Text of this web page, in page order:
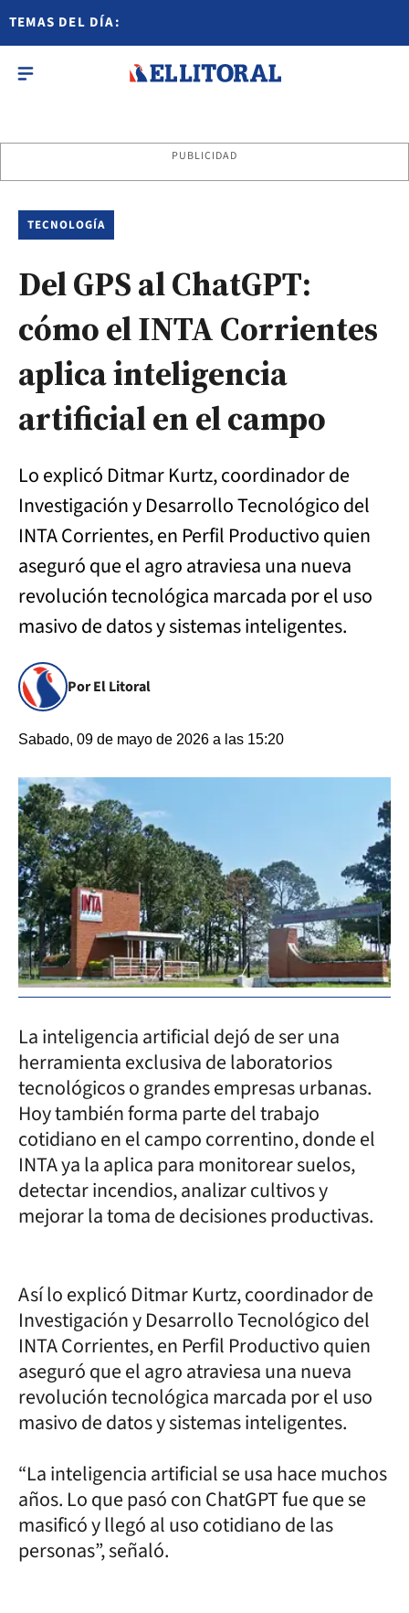
TEMAS DEL DÍA:
PUBLICIDAD
TECNOLOGÍA
Del GPS al ChatGPT:
cómo el INTA Corrientes
aplica inteligencia
artificial en el campo
Lo explicó Ditmar Kurtz, coordinador de
Investigación y Desarrollo Tecnológico del
INTA Corrientes, en Perfil Productivo quien
aseguró que el agro atraviesa una nueva
revolución tecnológica marcada por el uso
masivo de datos y sistemas inteligentes.
Por El Litoral
Sabado, 09 de mayo de 2026 a las 15:20
La inteligencia artificial dejó de ser una
herramienta exclusiva de laboratorios
tecnológicos o grandes empresas urbanas.
Hoy también forma parte del trabajo
cotidiano en el campo correntino, donde el
INTA ya la aplica para monitorear suelos,
detectar incendios, analizar cultivos y
mejorar la toma de decisiones productivas.
Así lo explicó Ditmar Kurtz, coordinador de
Investigación y Desarrollo Tecnológico del
INTA Corrientes, en Perfil Productivo quien
aseguró que el agro atraviesa una nueva
revolución tecnológica marcada por el uso
masivo de datos y sistemas inteligentes.
“La inteligencia artificial se usa hace muchos
años. Lo que pasó con ChatGPT fue que se
masificó y llegó al uso cotidiano de las
personas”, señaló.